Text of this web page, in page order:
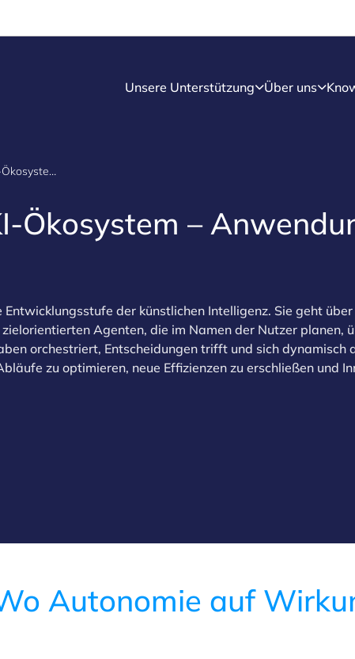
Unsere Unterstützung Über uns
Agentisches KI-Ökosystem – Anwendungen für den Markt
Ökosystem –
der künstlichen Intelligenz. Sie geht
Agenten, die im Namen der Nutzer planen,
orchestriert, Entscheidungen trifft und sich dynamisch
zu optimieren, neue Effizienzen zu erschließen und
Autonomie auf